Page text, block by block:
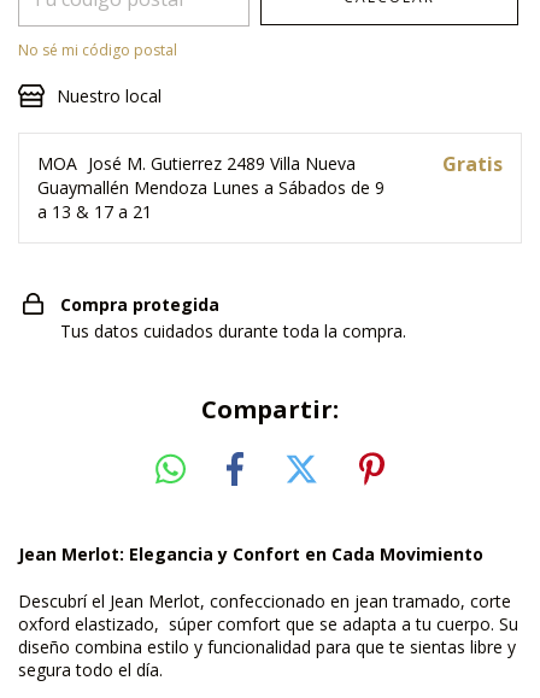
No sé mi código postal
Nuestro local
MOA José M. Gutierrez 2489 Villa Nueva
Guaymallén Mendoza Lunes a Sábados de 9
a 13 & 17 a 21
Gratis
Compra protegida
Tus datos cuidados durante toda la compra.
Compartir:
Jean Merlot: Elegancia y Confort en Cada Movimiento
Descubrí el Jean Merlot, confeccionado en jean tramado, corte
oxford elastizado, súper comfort que se adapta a tu cuerpo. Su
diseño combina estilo y funcionalidad para que te sientas libre y
segura todo el día.